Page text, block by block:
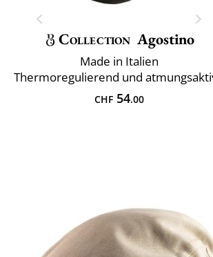
Collection Agostino
Made in Italien
Thermoregulierend und
CHF54.00